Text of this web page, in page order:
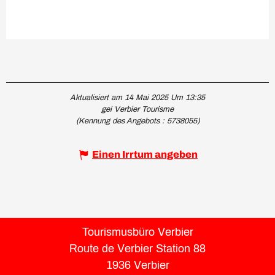
Aktualisiert am 14 Mai 2025 Um 13:35
gei Verbier Tourisme
(Kennung des Angebots : 5738055)
Einen Irrtum angeben
Tourismusbüro Verbier
Route de Verbier Station 88
1936 Verbier